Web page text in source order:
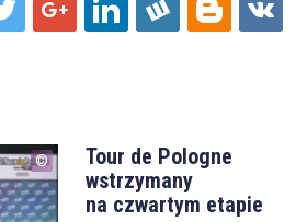
Tour de Pologne
wstrzymany
na czwartym etapie